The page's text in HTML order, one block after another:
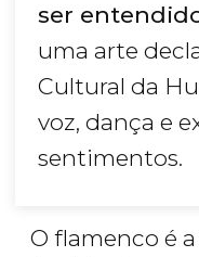
ser
uma arte
Cultural da
voz, dança e
sentimentos.
O flamenco é